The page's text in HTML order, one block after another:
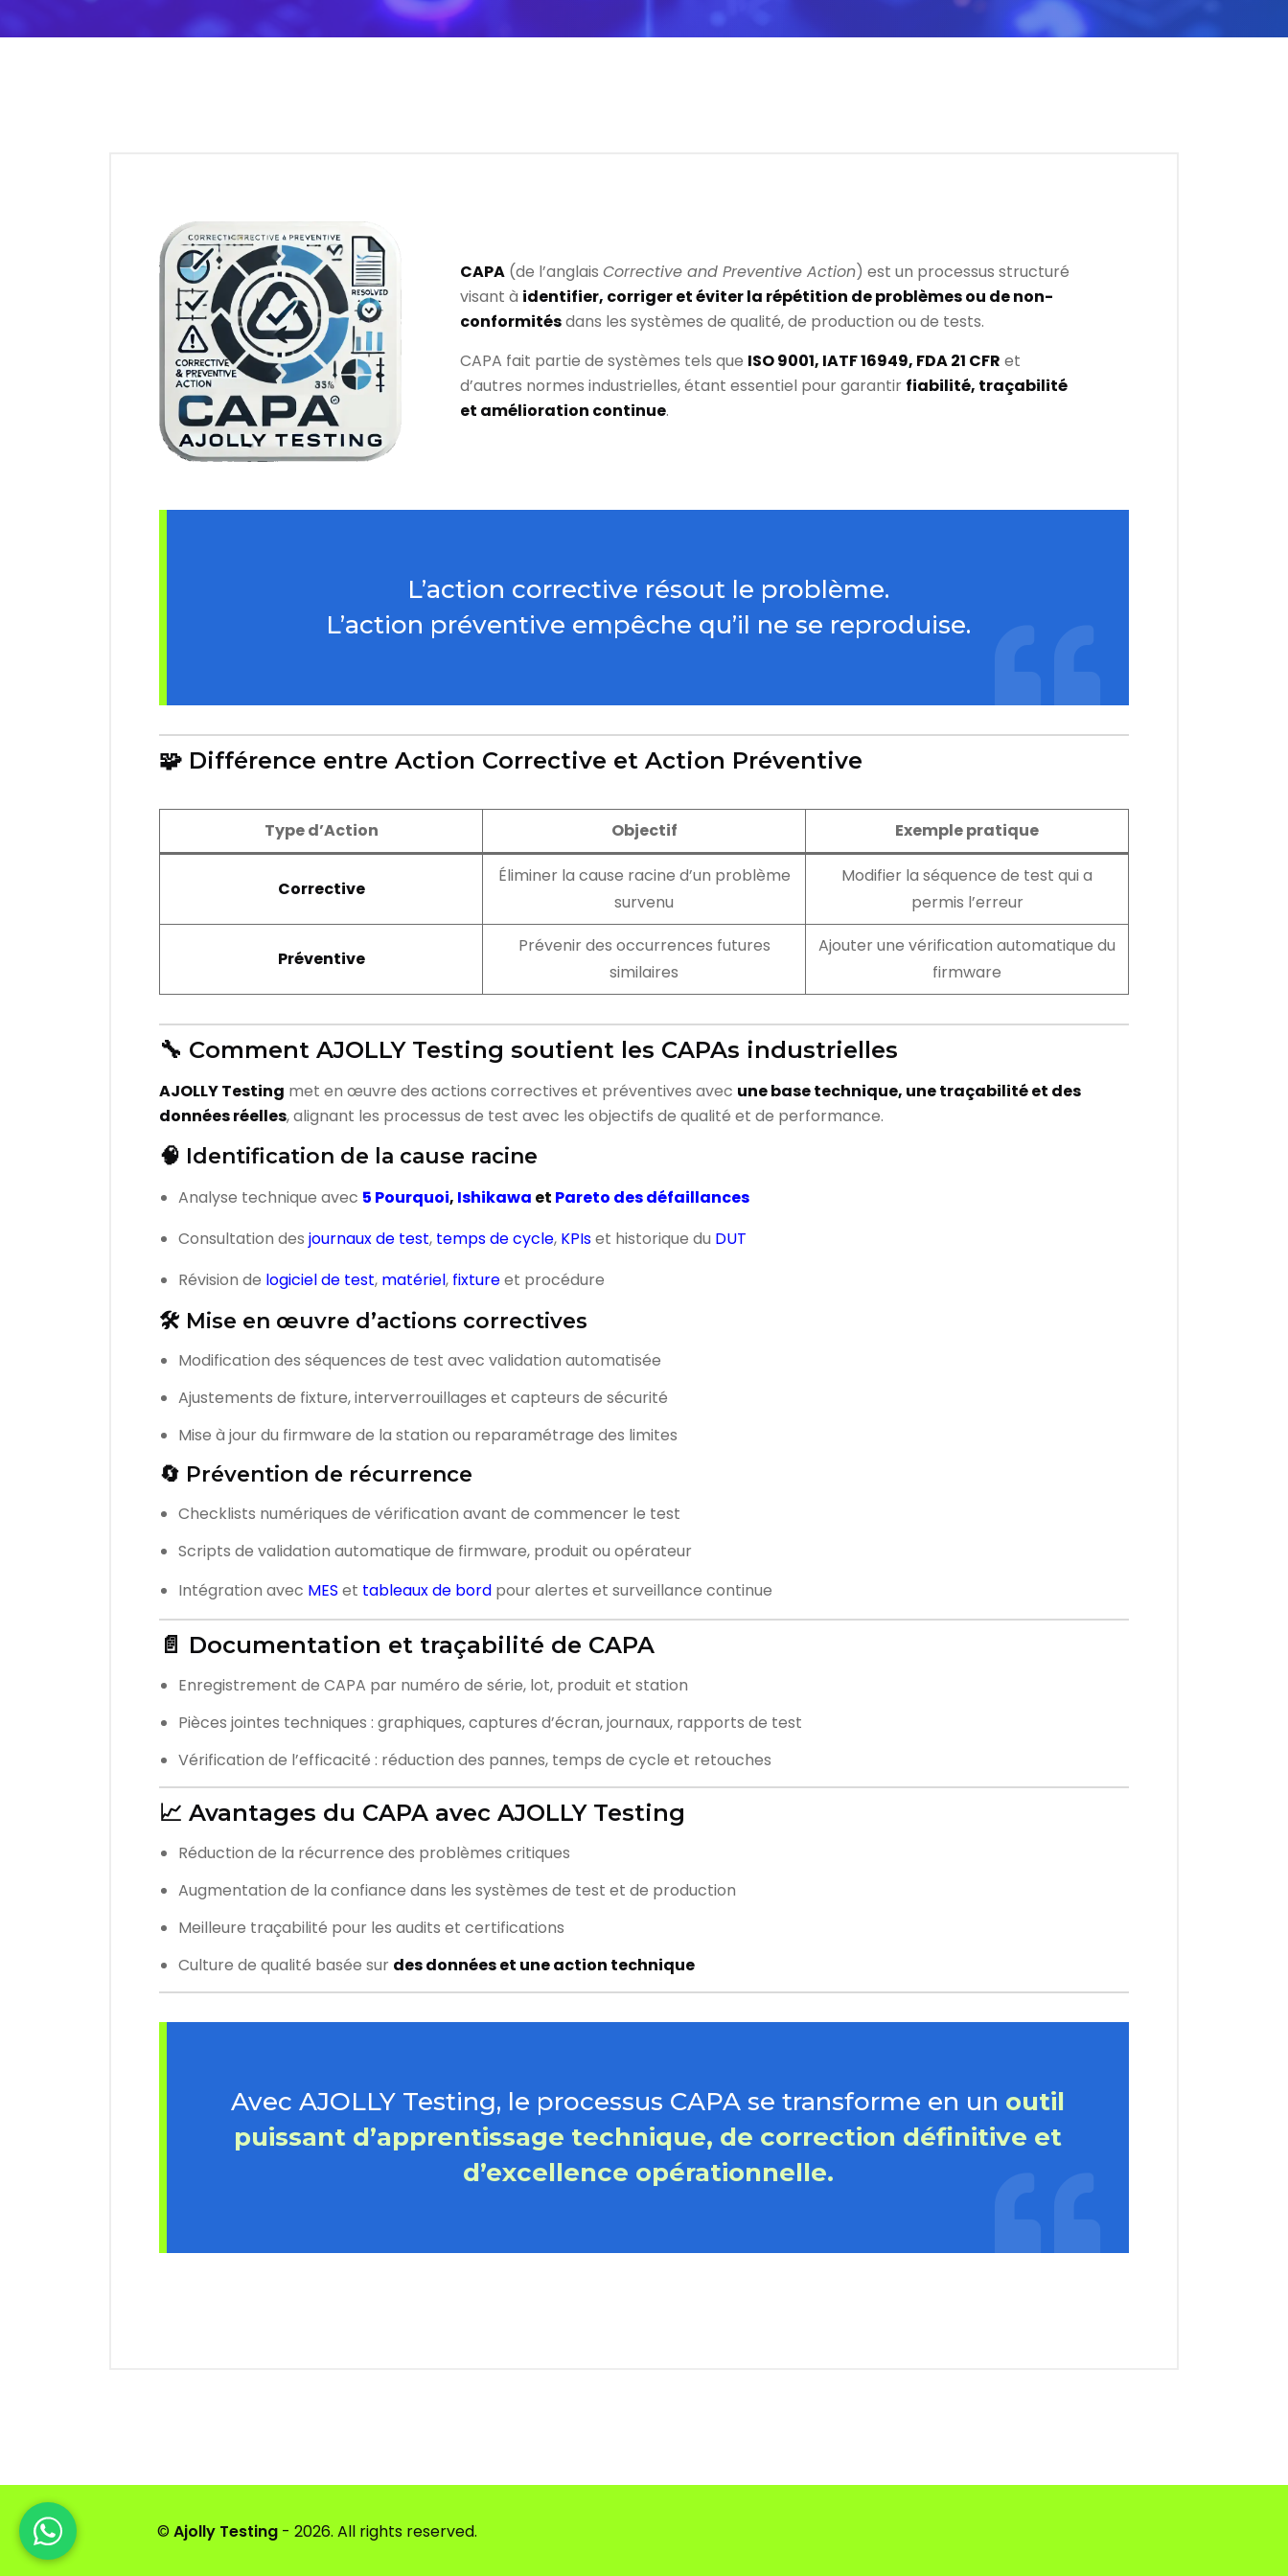
CAPA(de l’anglais Corrective and Preventive Action) est un processus structuré
visant à identifier, corriger et éviter la répétition de problèmes ou de non-
conformitésdans les systèmes de qualité, de production ou de tests.
CAPA fait partie de systèmes tels que ISO 9001, IATF 16949, FDA 21 CFR et
d’autres normes industrielles, étant essentiel pour garantir fiabilité, traçabilité
et amélioration continue.
L’action corrective résout le problème.
L’action préventive empêche qu’il ne se reproduise.
🧩 Différence entre Action Corrective et Action Préventive
Type d’Action Objectif Exemple pratique
Corrective
Éliminer la cause racine d’un problème
survenu
Modifier la séquence de test qui a
permis l’erreur
Préventive
Prévenir des occurrences futures
similaires
Ajouter une vérification automatique du
firmware
🔧 Comment AJOLLY Testing soutient les CAPAs industrielles
AJOLLY Testing met en œuvre des actions correctives et préventives avec une base technique, une traçabilité et des
données réelles, alignant les processus de test avec les objectifs de qualité et de performance.
🧠 Identification de la cause racine
Analyse technique avec 5 Pourquoi, Ishikawa et Pareto des défaillances
Consultation des journaux de test, temps de cycle, KPIset historique du DUT
Révision de logiciel de test, matériel, fixtureet procédure
🛠️ Mise en œuvre d’actions correctives
Modification des séquences de test avec validation automatisée
Ajustements de fixture, interverrouillages et capteurs de sécurité
Mise à jour du firmware de la station ou reparamétrage des limites
🔄 Prévention de récurrence
Checklists numériques de vérification avant de commencer le test
Scripts de validation automatique de firmware, produit ou opérateur
Intégration avec MES et tableaux de bord pour alertes et surveillance continue
📄 Documentation et traçabilité de CAPA
Enregistrement de CAPA par numéro de série, lot, produit et station
Pièces jointes techniques : graphiques, captures d’écran, journaux, rapports de test
Vérification de l’efficacité : réduction des pannes, temps de cycle et retouches
📈 Avantages du CAPA avec AJOLLY Testing
Réduction de la récurrence des problèmes critiques
Augmentation de la confiance dans les systèmes de test et de production
Meilleure traçabilité pour les audits et certifications
Culture de qualité basée sur des données et une action technique
Avec AJOLLY Testing, le processus CAPA se transforme en un outil
puissant d’apprentissage technique, de correction définitive et
d’excellence opérationnelle.
© Ajolly Testing - 2026. All rights reserved.